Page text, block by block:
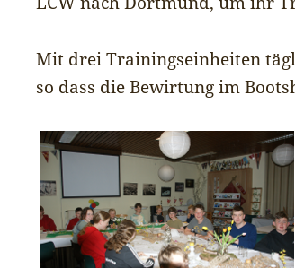
Mit drei Trainingseinheiten
so dass die Bewirtung im